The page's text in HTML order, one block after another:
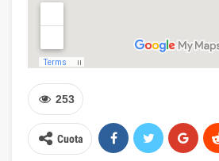
253
Cuota